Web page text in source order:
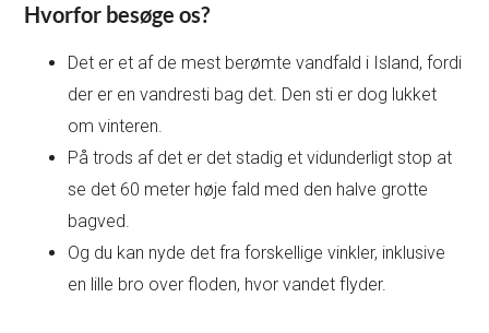
Hvorfor besøge os?
Det er et af de mest berømte vandfald i Island, fordi
der er en vandresti bag det. Den sti er dog lukket
om vinteren.
På trods af det er det stadig et vidunderligt stop at
se det 60 meter høje fald med den halve grotte
bagved.
Og du kan nyde det fra forskellige vinkler, inklusive
en lille bro over floden, hvor vandet flyder.